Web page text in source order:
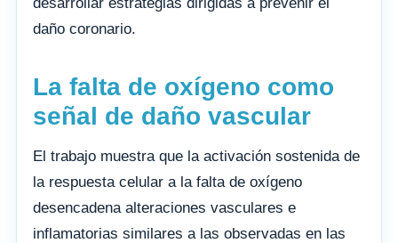
daño coronario.
La falta de oxígeno como
señal de daño vascular
El trabajo muestra que la activación sostenida de
la respuesta celular a la falta de oxígeno
desencadena alteraciones vasculares e
inflamatorias similares a las observadas en las